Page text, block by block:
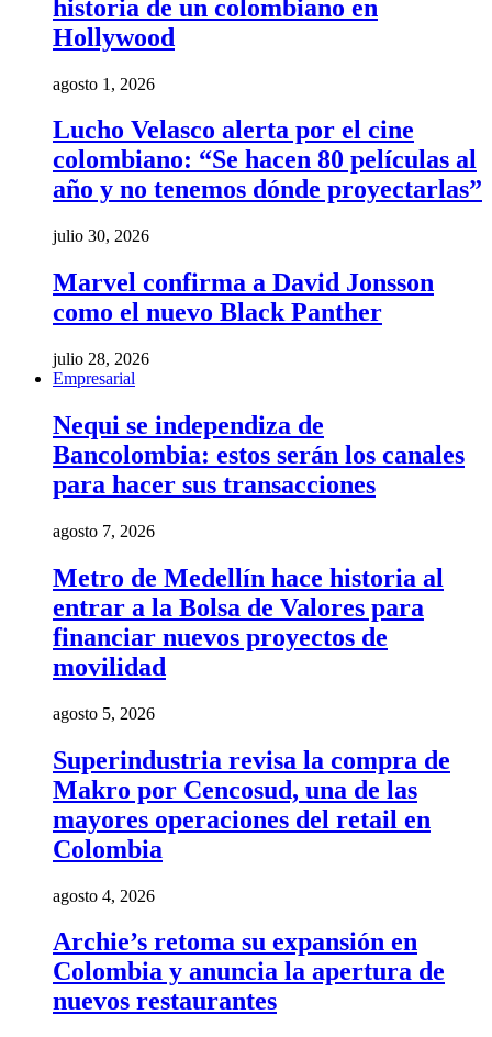
historia de un colombiano en
Hollywood
agosto 1, 2026
Lucho Velasco alerta por el cine
colombiano: “Se hacen 80 películas al
año y no tenemos dónde proyectarlas”
julio 30, 2026
Marvel confirma a David Jonsson
como el nuevo Black Panther
julio 28, 2026
Empresarial
Nequi se independiza de
Bancolombia: estos serán los canales
para hacer sus transacciones
agosto 7, 2026
Metro de Medellín hace historia al
entrar a la Bolsa de Valores para
financiar nuevos proyectos de
movilidad
agosto 5, 2026
Superindustria revisa la compra de
Makro por Cencosud, una de las
mayores operaciones del retail en
Colombia
agosto 4, 2026
Archie’s retoma su expansión en
Colombia y anuncia la apertura de
nuevos restaurantes